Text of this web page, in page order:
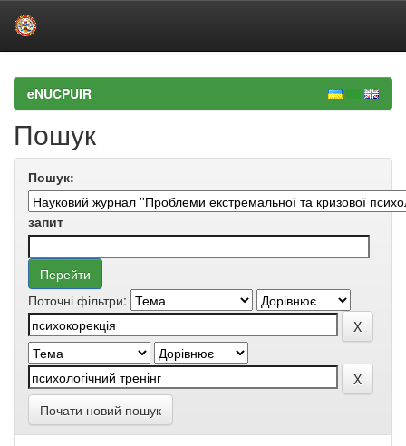
navigationeNUCPUIR
Пошук
Пошук:
запит
Поточні фільтри:
Почати новий пошук